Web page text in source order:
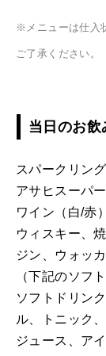
※メニューは仕入
ご了承ください。
当日のお飲
スパークリン
アサヒスーパ
ワイン（白/赤）
ウィスキー、
ジン、ウォッ
（下記のソフ
ソフトドリン
ル、トニック
ジュース、ア